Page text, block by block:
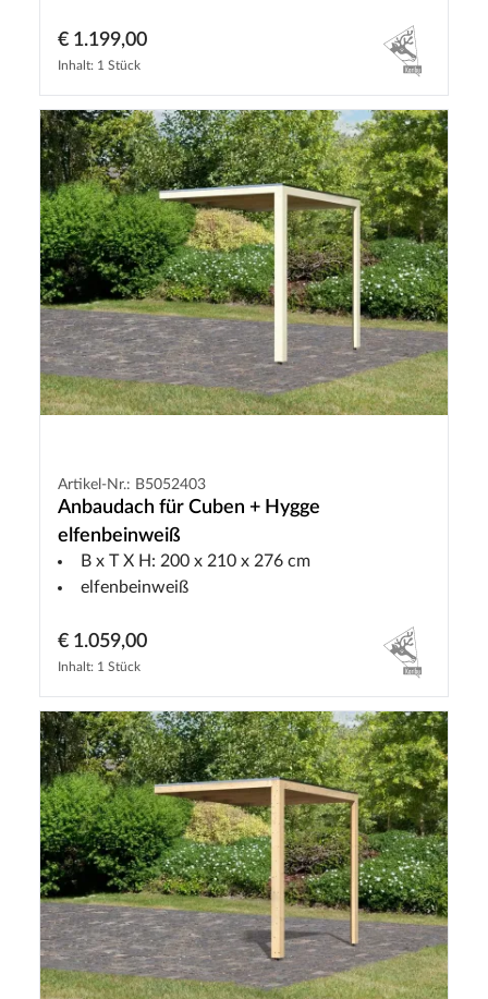
€ 1.199,00
Inhalt: 1 Stück
Artikel-Nr.: B5052403
Anbaudach für Cuben + Hygge
elfenbeinweiß
B x T X H: 200 x 210 x 276 cm
elfenbeinweiß
€ 1.059,00
Inhalt: 1 Stück